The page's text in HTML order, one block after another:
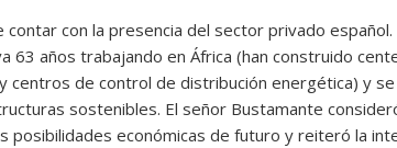
con la presencia del sector privado
63 años trabajando en África (han construido
centros de control de distribución energética) y
sostenibles. El señor Bustamante
posibilidades económicas de futuro y reiteró la